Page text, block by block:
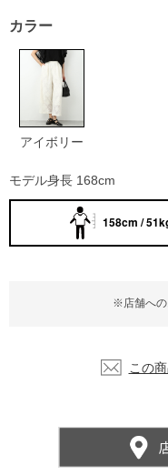
※店舗への
カラー
アイボリー
この
モデル身長 168cm
158cm /